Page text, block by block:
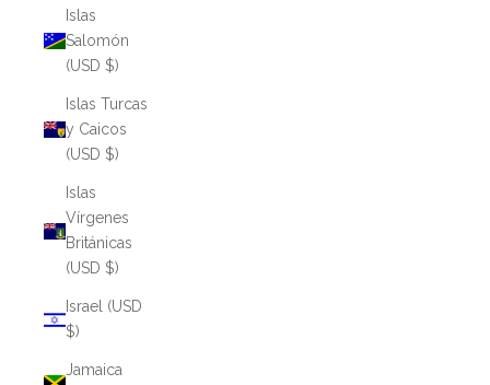
Islas
Salomón
(USD $)
Islas Turcas
y Caicos
(USD $)
Islas
Vírgenes
Británicas
(USD $)
Israel (USD
$)
Jamaica